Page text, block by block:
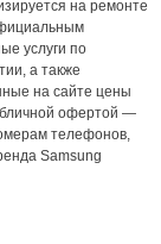
на ремонте
услуги по
а также
на сайте цены
офертой —
телефонов,
Samsung